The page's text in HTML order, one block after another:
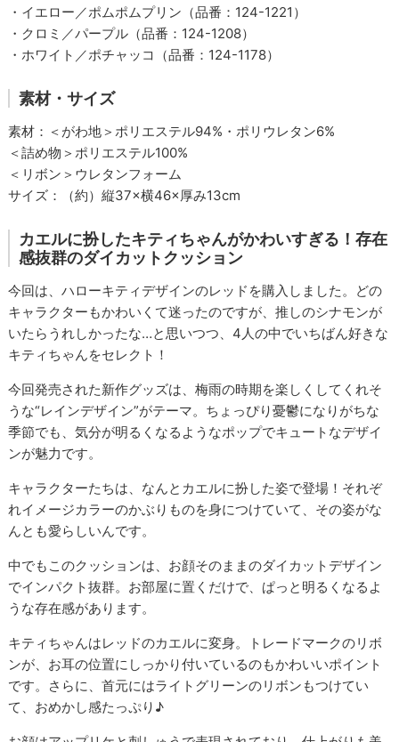
・イエロー／ポムポムプリン（品番：124-1221）
・クロミ／パープル（品番：124-1208）
・ホワイト／ポチャッコ（品番：124-1178）
素材・サイズ
素材：＜がわ地＞ポリエステル94%・ポリウレタン6%
＜詰め物＞ポリエステル100%
＜リボン＞ウレタンフォーム
サイズ：（約）縦37×横46×厚み13cm
カエルに扮したキティちゃんがかわいすぎる！存在
感抜群のダイカットクッション
今回は、ハローキティデザインのレッドを購入しました。どの
キャラクターもかわいくて迷ったのですが、推しのシナモンが
いたらうれしかったな…と思いつつ、4人の中でいちばん好きな
キティちゃんをセレクト！
今回発売された新作グッズは、梅雨の時期を楽しくしてくれそ
うな“レインデザイン”がテーマ。ちょっぴり憂鬱になりがちな
季節でも、気分が明るくなるようなポップでキュートなデザイ
ンが魅力です。
キャラクターたちは、なんとカエルに扮した姿で登場！それぞ
れイメージカラーのかぶりものを身につけていて、その姿がな
んとも愛らしいんです。
中でもこのクッションは、お顔そのままのダイカットデザイン
でインパクト抜群。お部屋に置くだけで、ぱっと明るくなるよ
うな存在感があります。
キティちゃんはレッドのカエルに変身。トレードマークのリボ
ンが、お耳の位置にしっかり付いているのもかわいいポイント
です。さらに、首元にはライトグリーンのリボンもつけてい
て、おめかし感たっぷり♪